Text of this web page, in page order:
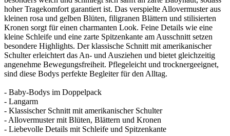
hoher Tragekomfort garantiert ist. Das verspielte Allovermuster aus
kleinen rosa und gelben Blüten, filigranen Blättern und stilisierten
Kronen sorgt für einen charmanten Look. Feine Details wie eine
kleine Schleife und eine zarte Spitzenkante am Ausschnitt setzen
besondere Highlights. Der klassische Schnitt mit amerikanischer
Schulter erleichtert das An- und Ausziehen und bietet gleichzeitig
angenehme Bewegungsfreiheit. Pflegeleicht und trocknergeeignet,
sind diese Bodys perfekte Begleiter für den Alltag.
- Baby-Bodys im Doppelpack
- Langarm
- Klassischer Schnitt mit amerikanischer Schulter
- Allovermuster mit Blüten, Blättern und Kronen
- Liebevolle Details mit Schleife und Spitzenkante